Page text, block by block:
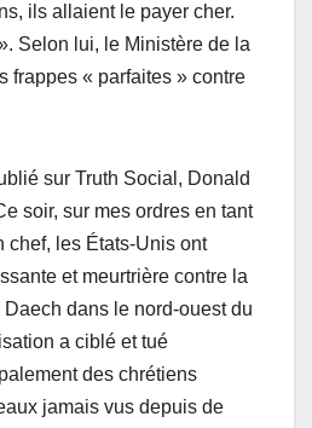
ils allaient le payer cher.
Selon lui, le Ministère de la
frappes « parfaites » contre
sur Truth Social, Donald
soir, sur mes ordres en tant
chef, les États-Unis ont
et meurtrière contre la
dans le nord-ouest du
a ciblé et tué
des chrétiens
jamais vus depuis de